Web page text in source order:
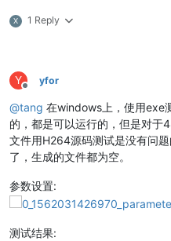
X 1 Reply
Y
Offline
yfor
@tang 在windows上，使用exe
的，都是可以运行的，但是对于
文件用H264源码测试是没有问
了，生成的文件都为空。
参数设置:
测试结果: